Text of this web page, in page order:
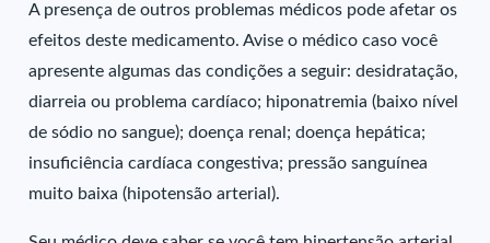
A presença de outros problemas médicos pode afetar os
efeitos deste medicamento. Avise o médico caso você
apresente algumas das condições a seguir: desidratação,
diarreia ou problema cardíaco; hiponatremia (baixo nível
de sódio no sangue); doença renal; doença hepática;
insuficiência cardíaca congestiva; pressão sanguínea
muito baixa (hipotensão arterial).